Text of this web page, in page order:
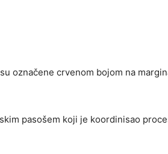
označene crvenom bojom na
pasošem koji je koordinisao